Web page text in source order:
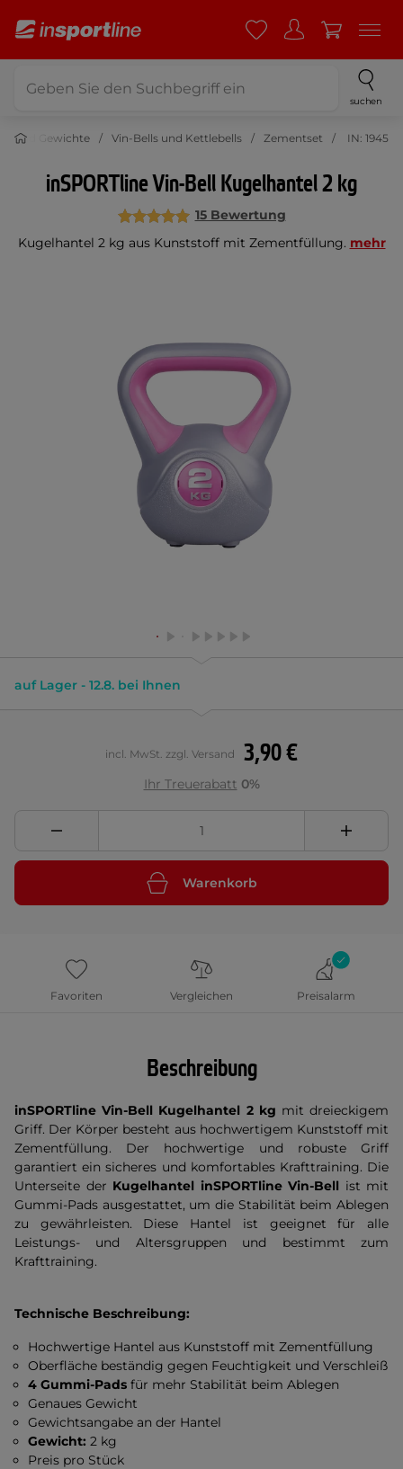
suchen
und Gewichte Vin-Bells und Kettlebells Zementset IN: 1945
inSPORTline Vin-Bell Kugelhantel 2 kg
15 Bewertung
Kugelhantel 2 kg aus Kunststoff mit Zementfüllung. mehr
auf Lager - 12.8. bei Ihnen
3,90 €
incl. MwSt. zzgl. Versand
Ihr Treuerabatt 0%
Warenkorb
Favoriten Vergleichen Preisalarm
Beschreibung
inSPORTline Vin-Bell Kugelhantel 2 kg mit dreieckigem
Griff. Der Körper besteht aus hochwertigem Kunststoff mit
Zementfüllung. Der hochwertige und robuste Griff
garantiert ein sicheres und komfortables Krafttraining. Die
Unterseite der Kugelhantel inSPORTline Vin-Bell ist mit
Gummi-Pads ausgestattet, um die Stabilität beim Ablegen
zu gewährleisten. Diese Hantel ist geeignet für alle
Leistungs- und Altersgruppen und bestimmt zum
Krafttraining.
Technische Beschreibung:
Hochwertige Hantel aus Kunststoff mit Zementfüllung
Oberfläche beständig gegen Feuchtigkeit und Verschleiß
4 Gummi-Padsfür mehr Stabilität beim Ablegen
Genaues Gewicht
Gewichtsangabe an der Hantel
Gewicht: 2 kg
Preis pro Stück